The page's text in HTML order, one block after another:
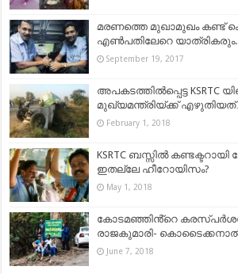
മരണത്തെ മുഖാമുഖം കണ്ട്
എൺപതിലേറെ
September 19, 2017
അപകടത്തില്‍പ്പെട്ട KSRTC
മുഖ്യമന്ത്രിയ്ക്ക്
February 1, 2018
KSRTC ബസ്സില്‍ കണ്ടക്ടറായി
ഇതല്ലേ ഹീറോയിസം?
May 1, 2018
കോടമഞ്ഞിൻ്റെ
രാജകുമാരി-
June 7, 2018